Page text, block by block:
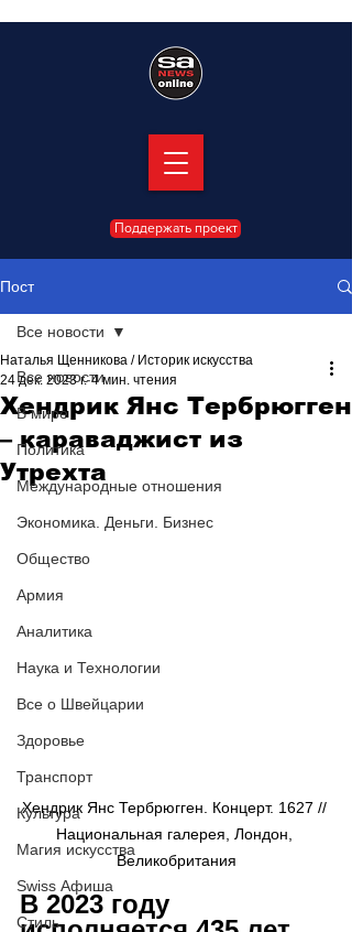
Поддержать проект
Пост
Все новости
В мире
Политика
Международные отношения
Экономика. Деньги. Бизнес
Общество
Армия
Аналитика
Наука и Технологии
Все о Швейцарии
Здоровье
Транспорт
Культура
Магия искусства
Swiss Афиша
Стиль
Все новости
Хендрик Янс Тербрюгген
– караваджист из
Утрехта
Наталья Щенникова / Историк искусства
24 дек. 2023 г. 4 мин. чтения
Хендрик Янс Тербрюгген. Концерт. 1627 //
Национальная галерея, Лондон,
Великобритания
В 2023 году